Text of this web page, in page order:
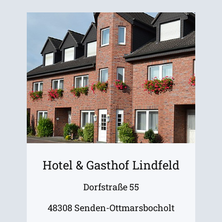
Hotel & Gasthof Lindfeld
Dorfstraße 55
48308 Senden-Ottmarsbocholt